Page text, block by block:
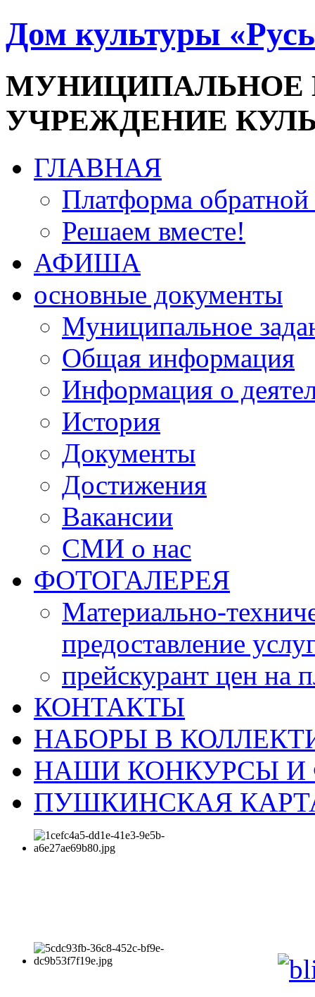
Дом культуры
УЧРЕЖДЕНИЕ
ГЛАВНАЯ
Платформа обратной
Решаем вместе!
АФИША
основные документы
Муниципальное
Общая информация
Информация о
История
Документы
Достижения
Вакансии
СМИ о нас
ФОТОГАЛЕРЕЯ
Материально-
предоставление
прейскурант цен на
КОНТАКТЫ
НАБОРЫ В
НАШИ КОНКУРСЫ И
ПУШКИНСКАЯ